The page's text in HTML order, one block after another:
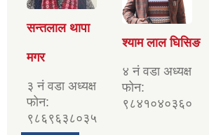
सन्तलाल थापा
मगर
३ नं वडा अध्यक्ष
फोन:
९८६९६३८०३५
श्याम लाल घिसिङ
४ नं वडा अध्यक्ष
फोन:
९८४१०४०३६०